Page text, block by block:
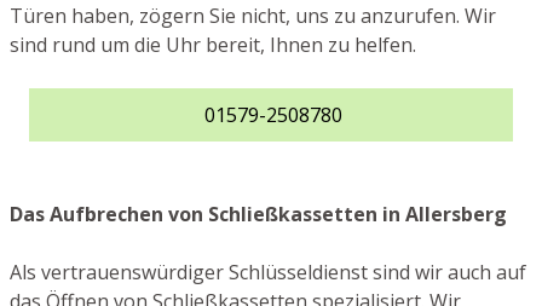
Türen haben, zögern Sie nicht, uns zu anzurufen. Wir
sind rund um die Uhr bereit, Ihnen zu helfen.
01579-2508780
Das Aufbrechen von Schließkassetten in Allersberg
Als vertrauenswürdiger Schlüsseldienst sind wir auch auf